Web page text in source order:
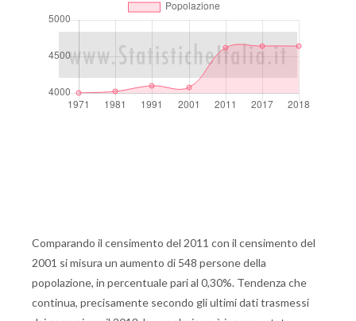
Comparando il censimento del 2011 con il censimento del
2001 si misura un aumento di 548 persone della
popolazione, in percentuale pari al 0,30%. Tendenza che
continua, precisamente secondo gli ultimi dati trasmessi